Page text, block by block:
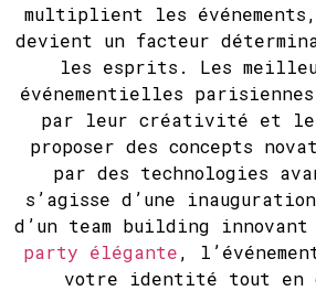
multiplient les
devient un facteur
les esprits. Les
événementielles
par leur créativité et
proposer des concepts
par des technologies
s’agisse d’une
d’un team building innovant
party élégante,
votre identité tout en